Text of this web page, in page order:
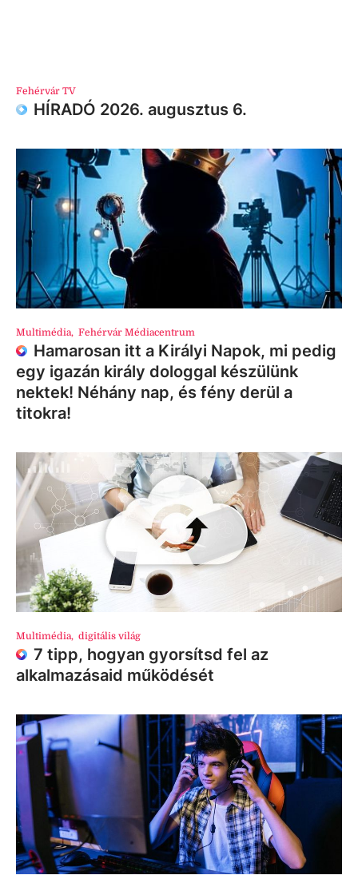
Fehérvár TV
HÍRADÓ 2026. augusztus 6.
Multimédia, Fehérvár Médiacentrum
Hamarosan itt a Királyi Napok, mi pedig
egy igazán király dologgal készülünk
nektek! Néhány nap, és fény derül a
titokra!
Multimédia, digitális világ
7 tipp, hogyan gyorsítsd fel az
alkalmazásaid működését